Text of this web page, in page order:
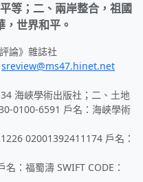
等；二、兩岸整合，祖國
世界和平。
論》雜誌社
sreview@ms47.hinet.net
海峽學術出版社；二、土地
0100-6591 戶名：海峽學術
02001392411174 戶名：
：福蜀濤 SWIFT CODE：